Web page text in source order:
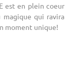
est en plein coeur
qui ravira
moment unique!